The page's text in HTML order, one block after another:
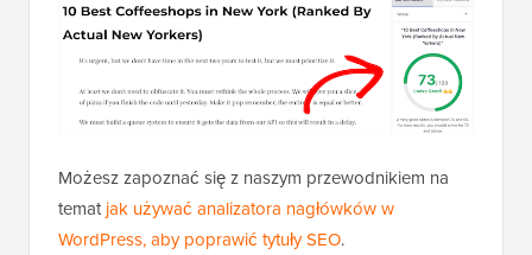
Możesz zapoznać się z naszym przewodnikiem na
tematjak używać analizatora nagłówków w
WordPress, aby poprawić tytuły SEO.